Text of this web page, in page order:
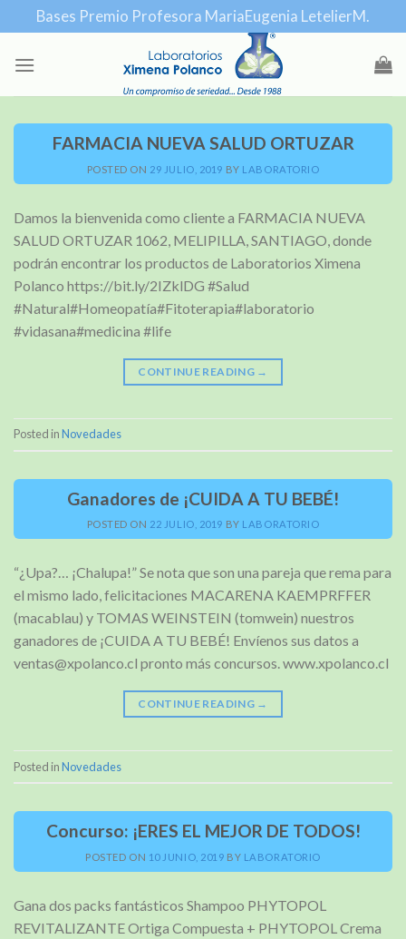
to
content
Bases Premio Profesora MariaEugenia LetelierM.
FARMACIA NUEVA SALUD ORTUZAR
POSTED ON 29 JULIO, 2019 BY LABORATORIO
Damos la bienvenida como cliente a FARMACIA NUEVA
SALUD ORTUZAR 1062, MELIPILLA, SANTIAGO, donde
podrán encontrar los productos de Laboratorios Ximena
Polanco https://bit.ly/2IZklDG #Salud
#Natural#Homeopatía#Fitoterapia#laboratorio
#vidasana#medicina #life
CONTINUE READING →
Posted inNovedades
Ganadores de ¡CUIDA A TU BEBÉ!
POSTED ON 22 JULIO, 2019 BY LABORATORIO
“¿Upa?… ¡Chalupa!” Se nota que son una pareja que rema para
el mismo lado, felicitaciones MACARENA KAEMPRFFER
(macablau) y TOMAS WEINSTEIN (tomwein) nuestros
ganadores de ¡CUIDA A TU BEBÉ! Envíenos sus datos a
ventas@xpolanco.cl pronto más concursos. www.xpolanco.cl
CONTINUE READING →
Posted inNovedades
Concurso: ¡ERES EL MEJOR DE TODOS!
POSTED ON 10 JUNIO, 2019 BY LABORATORIO
Gana dos packs fantásticos Shampoo PHYTOPOL
REVITALIZANTE Ortiga Compuesta + PHYTOPOL Crema